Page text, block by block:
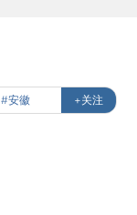
#安徽 +关注